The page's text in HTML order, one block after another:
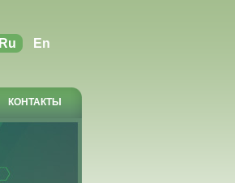
Ru En
КОНТАКТЫ